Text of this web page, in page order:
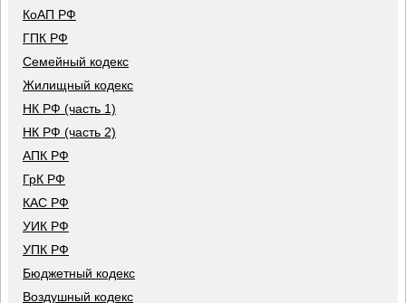
КоАП РФ
ГПК РФ
Семейный кодекс
Жилищный кодекс
НК РФ (часть 1)
НК РФ (часть 2)
АПК РФ
ГрК РФ
КАС РФ
УИК РФ
УПК РФ
Бюджетный кодекс
Воздушный кодекс